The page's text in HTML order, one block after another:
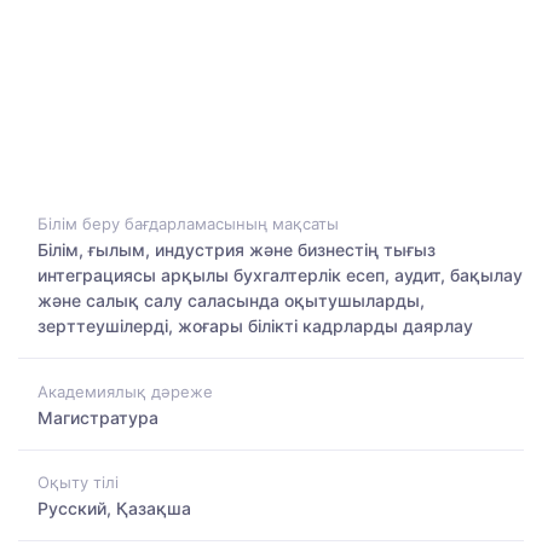
Білім беру бағдарламасының мақсаты
Білім, ғылым, индустрия және бизнестің тығыз
интеграциясы арқылы бухгалтерлік есеп, аудит, бақылау
және салық салу саласында оқытушыларды,
зерттеушілерді, жоғары білікті кадрларды даярлау
Академиялық дәреже
Магистратура
Оқыту тілі
Русский, Қазақша